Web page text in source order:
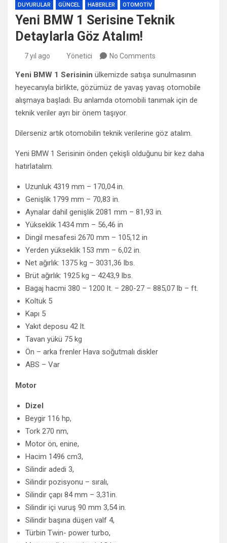
DUYURULAR GÜNCEL HABERLER OTOMOTIV
Yeni BMW 1 Serisine Teknik
Detaylarla Göz Atalım!
7 yıl ago Yönetici No Comments
Yeni BMW 1 Serisinin ülkemizde satışa sunulmasının
heyecanıyla birlikte, gözümüz de yavaş yavaş otomobile
alışmaya başladı. Bu anlamda otomobili tanımak için de
teknik veriler ayrı bir önem taşıyor.
Dilerseniz artık otomobilin teknik verilerine göz atalım.
Yeni BMW 1 Serisinin önden çekişli olduğunu bir kez daha
hatırlatalım.
Uzunluk 4319 mm – 170,04 in.
Genişlik 1799 mm – 70,83 in.
Aynalar dahil genişlik 2081 mm – 81,93 in.
Yükseklik 1434 mm – 56,46 in
Dingil mesafesi 2670 mm – 105,12 in
Yerden yükseklik 153 mm – 6,02 in.
Net ağırlık: 1375 kg – 3031,36 lbs.
Brüt ağırlık: 1925 kg – 4243,9 lbs.
Bagaj hacmi 380 – 1200 lt. – 280-27 – 885,07 lb – ft.
Koltuk 5
Kapı 5
Yakıt deposu 42 lt.
Tavan yükü 75 kg
Ön – arka frenler Hava soğutmalı diskler
ABS – Var
Motor
Dizel
Beygir 116 hp,
Tork 270 nm,
Motor ön, enine,
Hacim 1496 cm3,
Silindir adedi 3,
Silindir pozisyonu – sıralı,
Silindir çapı 84 mm – 3,31in.
Silindir içi vuruş 90 mm 3,54 in.
Silindir başına düşen valf 4,
Türbin Twin- power turbo,